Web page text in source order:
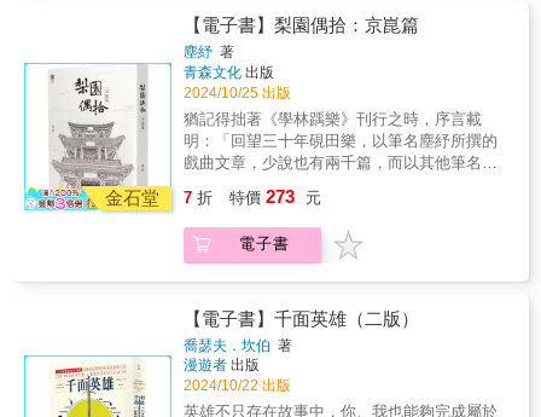
&mdash;&mdash;雖然他們可能因為太沉醉於
&&mdash;&mdash;尼爾．克羅斯（Neil
Cross），知名編劇，&作品包括《路德探長》
（Luther）、《海盜王國》（Crossbones）、
&《超時空博士》（Dr Who）、《軍情五處》
（Spooks）&&
&&mdash;&mdash;《泰晤士報》（The
Times）&&&「結合『如何做』的授業教學和
『為何做』的頌揚，本書對各類形式的故事展
開全面的探索，充滿熱情的感染力
&hellip;&hellip;令人振奮且發人深省。」
&&mdash;&mdash;艾瑪．佛斯特（Emma
Frost），編劇，作品包括：《白皇后》&（The
Inn）、《無恥之徒》（Shameless）、&&&這
本書驗證了「學理和實務在理論上沒什麼區
別，但在實踐上卻有大大不同」。此書是熱愛
最，保證每一位作家都能從中受益
&mdash;&mdash;雖然他們可能因為太沉醉於
每一頁的閱讀而忽略了這一點。」
&&mdash;&mdash;尼爾．克羅斯（Neil
Cross），知名編劇，&作品包括《路德探長》
沒有標準答案的難題，都是上蒼有意為之的安
排，原來順境、逆境都是恩人，讓我用扎實的
一課，學會感恩與報恩。  我在明華園裡學
戲，一步一腳印踏實前進，旁人笑我這麼愛
演、得到「戲癌」，我從不否認。  昔日的無
敵小生看似走過顛峰，來到人生的下坡，但少
了登高時的挑戰與磨難，我感覺到的是，每個
呼吸之間都有著歲月醞釀的從容與自在。  走
過半生，漸漸學習放下「我執」，以宏觀、超
使聽見異音也不覺得逆耳，到了此刻，終於願
意放過自己，讓日子過得簡單卻豐盈。  不管
時代如何改變，總會有人堅守陣地，讓歌仔戲
一直演，當好戲再次開鑼，觀眾一定會再回
來。  「創造身段」對演員而言是最辛苦的
事，因為沒有前輩可以提點，大家甚至不知道
哪些地方可能受傷，我們只能在一次次的失誤
中摸索學習。  一致感動推薦 （按姓名筆畫序
何「教不可教的學生」的方法。這是一本教育
工作者，以及創作者、藝術表演者都需要的實
作指南，告訴你如何運用即興，帶領自己、夥
伴與學生，擁有迎接新世界的反應力【透過即
興劇，全面梳理表演的門道】關於凱斯•強史東
的訓練體系，出現不少介紹，這一次，就由本
人直接告訴你即興表演的理論體系……與學生
第一件事就是坐在地板上。我的肢體處於低姿
態，我告訴學生，如果他們失敗了，就應該怪
我；但我實際的姿態在上升，因為只有非常自
信又有經驗的人，才會把失敗攬在自己身
脫敏法․人類普遍都有一種害怕在舞台上被人看
到的恐懼，如果所有人都害怕開放的空間，我
們就很難意識到，這是一種待治療的恐懼症，
但它是可以治癒的， 沃爾普提倡的「漸進式脫
敏」對此效果非常好……姿態∕地位訓練法․
東方皮影戲曲精粹，融煉西方神話意象典故，
注入法式人文風神，打造出繽紛雅麗的戲臺天
地。本書是班任旅五十年來的習藝、傳藝生涯
自傳式回顧，從他與班文干及李天祿的師生情
緣點滴，到臺法之間的跨文化認同觀察、七○年
代以來文藝政治的角力戲碼，以及踏遍全球九
十餘國入異邦、出險地的巡演趣聞故事百景，
織繪出一名成功跳越東西藩籬，以偶入魂、縱
橫大千的偶戲藝術家傳奇圖像。一任風月，客
直都挺好的，出生於一個寬容、賦予孩子自由
發展空間的家庭；遇上像班文干及李天祿這麼
好的老師，一路陪伴小宛然劇團成長；還有能
幸運的我若還要悲觀，可就有點說不過去了
吧。藉由巡演環遊世界，以藝術家的身分行走
世間，因工作緣故與當地人接觸，這些都讓我
們徹底改變看待人事物的觀點。每次我重返曾
金石堂
【電子書】梨園偶拾：京崑篇
塵紓 著
青森文化 出版
2024/10/25 出版
猶記得拙著《學林踽樂》刊行之時，序言載
明：「回望三十年硯田樂，以筆名塵紓所撰的
戲曲文章，少說也有兩千篇，而以其他筆名寫
作的朋友不斷催促我把已刊文章結集成書，但
老是提不起勁。或許，縈繞胸臆的那種闌珊之
感，就是對戲曲以至音樂現況的無奈之嘆吧。
勸，切勿打消刊行念頭；有些更進言鼓勵：既
然評論文章多如浪疊，何不毅然輯錄付梓，為
戲曲界稍留指爪？三十年來肩負弘揚戲曲之
責，至今雖已自決終結，再不聞問，但年來所
學所觀，所感所評，多已見諸筆墨，並已累稿
7 折 特價 273 元
電子書
【電子書】千面英雄（二版）
喬瑟夫．坎伯 著
漫遊者 出版
2024/10/22 出版
英雄不只存在故事中，你、我也能夠完成屬於